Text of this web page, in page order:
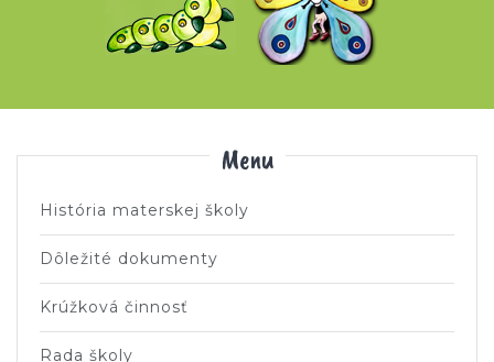
Menu
História materskej školy
Dôležité dokumenty
Krúžková činnosť
Rada školy